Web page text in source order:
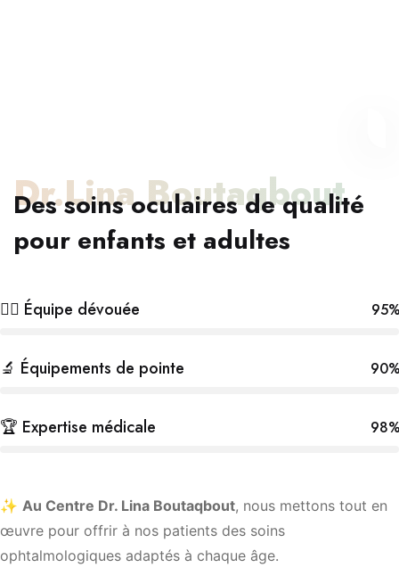
Dr.Lina Boutaqbout
Des soins oculaires de qualité
pour enfants et adultes
👩‍⚕️ Équipe dévouée
🔬 Équipements de pointe
🏆 Expertise médicale
✨ Au Centre Dr. Lina Boutaqbout, nous mettons tout en
œuvre pour offrir à nos patients des soins
ophtalmologiques adaptés à chaque âge.